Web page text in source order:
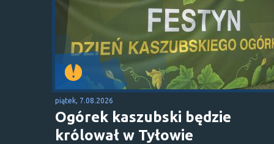
piątek, 7.08.2026
Ogórek kaszubski będzie
królował w Tyłowie